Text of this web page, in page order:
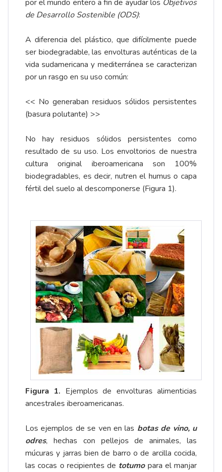
por el mundo entero a fin de ayudar los Objetivos
de Desarrollo Sostenible (ODS):
A diferencia del plástico, que difícilmente puede
ser biodegradable, las envolturas auténticas de la
vida sudamericana y mediterránea se caracterizan
por un rasgo en su uso común:
<< No generaban residuos sólidos persistentes
(basura polutante) >>
No hay residuos sólidos persistentes como
resultado de su uso. Los envoltorios de nuestra
cultura original iberoamericana son 100%
biodegradables, es decir, nutren el humus o capa
fértil del suelo al descomponerse (Figura 1).
Figura 1. Ejemplos de envolturas alimenticias
ancestrales iberoamericanas.
Los ejemplos de se ven en las botas de vino, u
odres, hechas con pellejos de animales, las
múcuras y jarras bien de barro o de arcilla cocida,
las cocas o recipientes de totumopara el manjar